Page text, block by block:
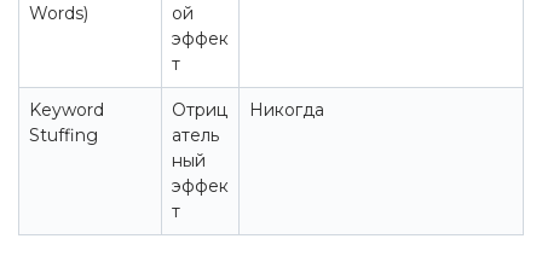
Words)
ой
эффек
т
Keyword
Stuffing
Отриц
атель
ный
эффек
т
Никогда